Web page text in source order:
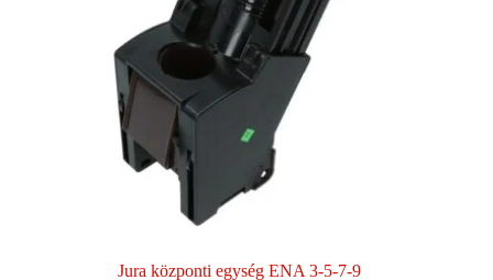
Jura központi egység ENA 3-5-7-9